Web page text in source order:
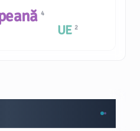
4
UE 2